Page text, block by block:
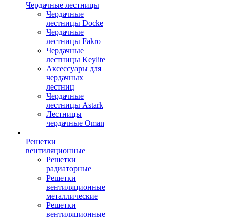
Чердачные лестницы
Чердачные
лестницы Docke
Чердачные
лестницы Fakro
Чердачные
лестницы Keylite
Аксессуары для
чердачных
лестниц
Чердачные
лестницы Astark
Лестницы
чердачные Oman
Решетки
вентиляционные
Решетки
радиаторные
Решетки
вентиляционные
металлические
Решетки
вентиляционные